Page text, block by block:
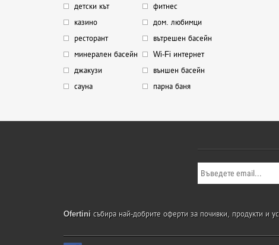
детски кът
фитнес
казино
дом. любимци
ресторант
вътрешен басейн
минерален басейн
Wi-Fi интернет
джакузи
външен басейн
сауна
парна баня
Ofertini събира най-добрите оферти за почивки, продукти и